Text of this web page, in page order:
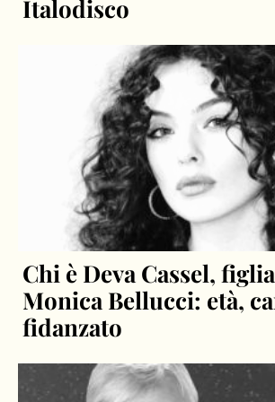
Italodisco
Chi è Deva Cassel,
Monica Bellucci: età,
fidanzato